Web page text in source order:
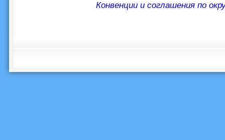
Конвенции и соглашения по